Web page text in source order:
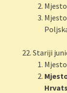
Stariji